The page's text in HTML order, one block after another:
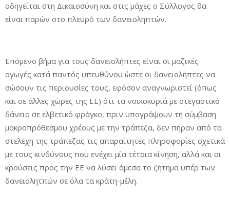
οδηγείται στη Δικαιοσύνη και στις μάχες ο Σύλλογος θα
είναι παρών στο πλευρό των δανειοληπτών.
Επόμενο βήμα για τους δανειολήπτες είναι οι μαζικές
αγωγές κατά παντός υπευθύνου ώστε οι δανειολήπτες να
σώσουν τις περιουσίες τους, εφόσον αναγνωριστεί (όπως
και σε άλλες χώρες της ΕΕ) ότι τα νοικοκυριά με στεγαστικό
δάνειο σε ελβετικό φράγκο, πριν υπογράψουν τη σύμβαση
μακροπρόθεσμου χρέους με την τράπεζα, δεν πήραν από τα
στελέχη της τράπεζας τις απαραίτητες πληροφορίες σχετικά
με τους κινδύνους που ενέχει μία τέτοια κίνηση, αλλά και οι
κρούσεις προς την ΕΕ να λύσει άμεσα το ζήτημα υπέρ των
δανειολητπών σε όλα τα κράτη-μέλη.